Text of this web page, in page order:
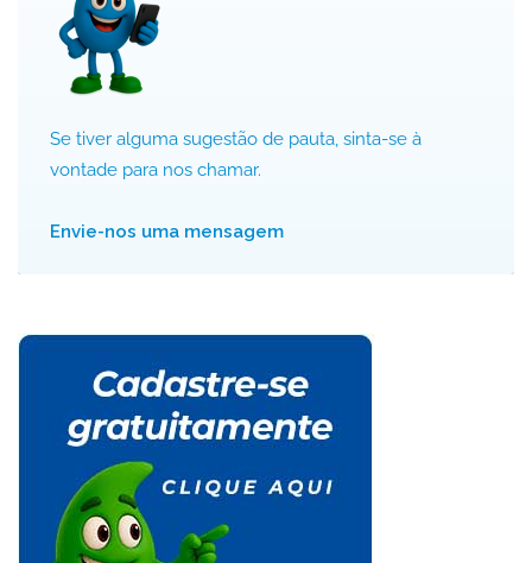
Se tiver alguma sugestão de pauta, sinta-se à
vontade para nos chamar.
Envie-nos uma mensagem